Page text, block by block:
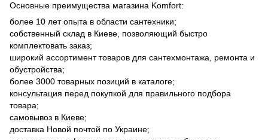
Основные преимущества магазина Komfort:
более 10 лет опыта в области сантехники;
собственный склад в Киеве, позволяющий быстро
комплектовать заказ;
широкий ассортимент товаров для сантехмонтажа, ремонта и
обустройства;
более 3000 товарных позиций в каталоге;
консультация перед покупкой для правильного подбора
товара;
самовывоз в Киеве;
доставка Новой почтой по Украине;